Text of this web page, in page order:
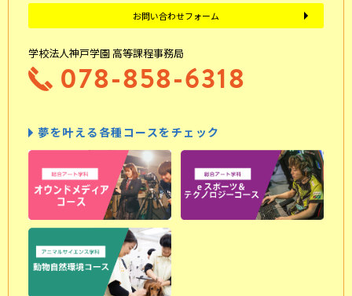
お問い合わせフォーム
学校法人神戸学園 高等課程事務局
078-858-6318
夢を叶える各種コースをチェック